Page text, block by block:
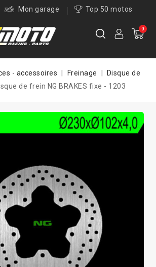
Mon garage Top 50 motos
0
- accessoires Freinage
Disque de
de frein NG BRAKES fixe - 1203